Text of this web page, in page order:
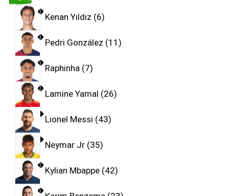
Kenan Yıldız 6
Pedri González 11
Raphinha 7
Lamine Yamal 26
Lionel Messi 43
Neymar Jr 35
Kylian Mbappe 42